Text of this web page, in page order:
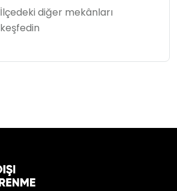
İlçedeki diğer mekânları
keşfedin